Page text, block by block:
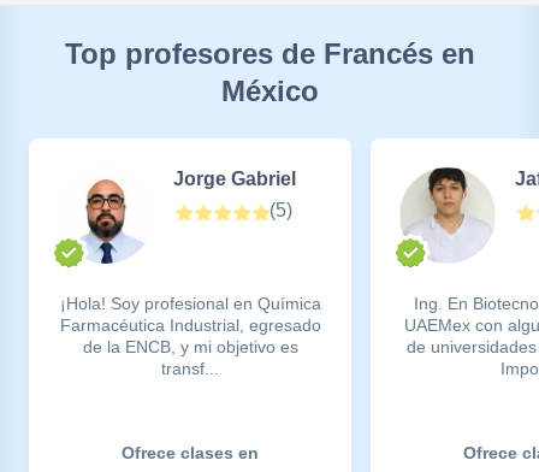
Top profesores de Francés en
México
Jorge Gabriel
(5)
¡Hola! Soy profesional en Química
Farmacéutica Industrial, egresado
de la ENCB, y mi objetivo es
transf...
Ofrece clases en
Ing. En
UAEMex con
de
Ofrece